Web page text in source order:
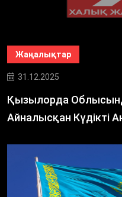
Жаңалықтар
31.12.2025
Қызылорда
Айналысқан Күдікті